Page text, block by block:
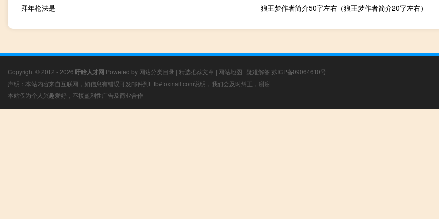
拜年枪法是 狼王梦作者简介50字左右（狼王梦作者简介20字左右）
Copyright © 2012 - 2026 盱眙人才网 Powered by 网站分类目录 | 精选推荐文章 | 网站地图 | 疑难解答 苏ICP备09064610号
声明：本站内容来自互联网，如信息有错误可发邮件到f_fb#foxmail.com说明，我们会及时纠正，谢谢
本站仅为个人兴趣爱好，不接盈利性广告及商业合作